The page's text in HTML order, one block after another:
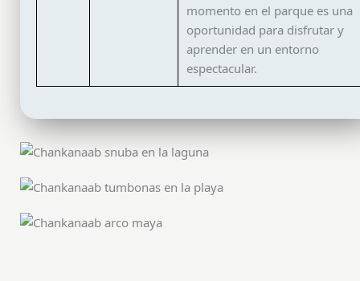
momento en el parque es una
oportunidad para disfrutar y
aprender en un entorno
espectacular.